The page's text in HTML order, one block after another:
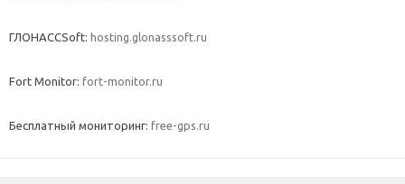
ГЛОНАССSoft: hosting.glonasssoft.ru
Fort Monitor: fort-monitor.ru
Бесплатный мониторинг: free-gps.ru